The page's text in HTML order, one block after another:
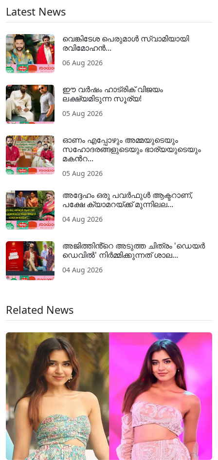
Latest News
വെങ്കിടേശ പെരുമാൾ സ്വാമിയായി
രവിമോഹൻ...
06 Aug 2026
ഈ വർഷം ഹാട്രിക് വിജയം
ലക്ഷ്യമിടുന്ന സൂര്യ!
05 Aug 2026
ഓണം എപ്പോഴും അമ്മയുടെയും
സഹോദരങ്ങളുടെയും ഭാര്യയുടെയും
മകന്‍റ...
05 Aug 2026
അദ്ദേഹം ഒരു പവര്‍ഫുള്‍ ആക്ടറാണ്,
പക്ഷേ ക്യാമറയ്ക്ക് മുന്നിലല...
04 Aug 2026
അജിത്തിൻ്റെ അടുത്ത ചിത്രം 'ഡെയർ
ഡെവിൽ' നിർമ്മിക്കുന്നത് ശാല...
04 Aug 2026
Related News